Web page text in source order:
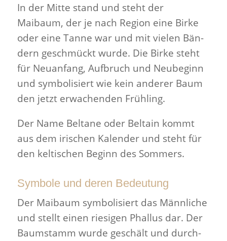
In der Mitte stand und steht der
Maibaum, der je nach Region eine Birke
oder eine Tanne war und mit vielen Bän­
dern geschmückt wurde. Die Birke steht
für Neuan­fang, Auf­bruch und Neube­ginn
und sym­bol­isiert wie kein anderer Baum
den jetzt erwachenden Frühling.
Der Name Beltane oder Beltain kommt
aus dem irischen Kalender und steht für
den keltischen Beginn des Sommers.
Symbole und deren Bedeutung
Der Maibaum sym­bol­isiert das Männliche
und stellt einen riesigen Phallus dar. Der
Baum­stamm wurde geschält und durch­